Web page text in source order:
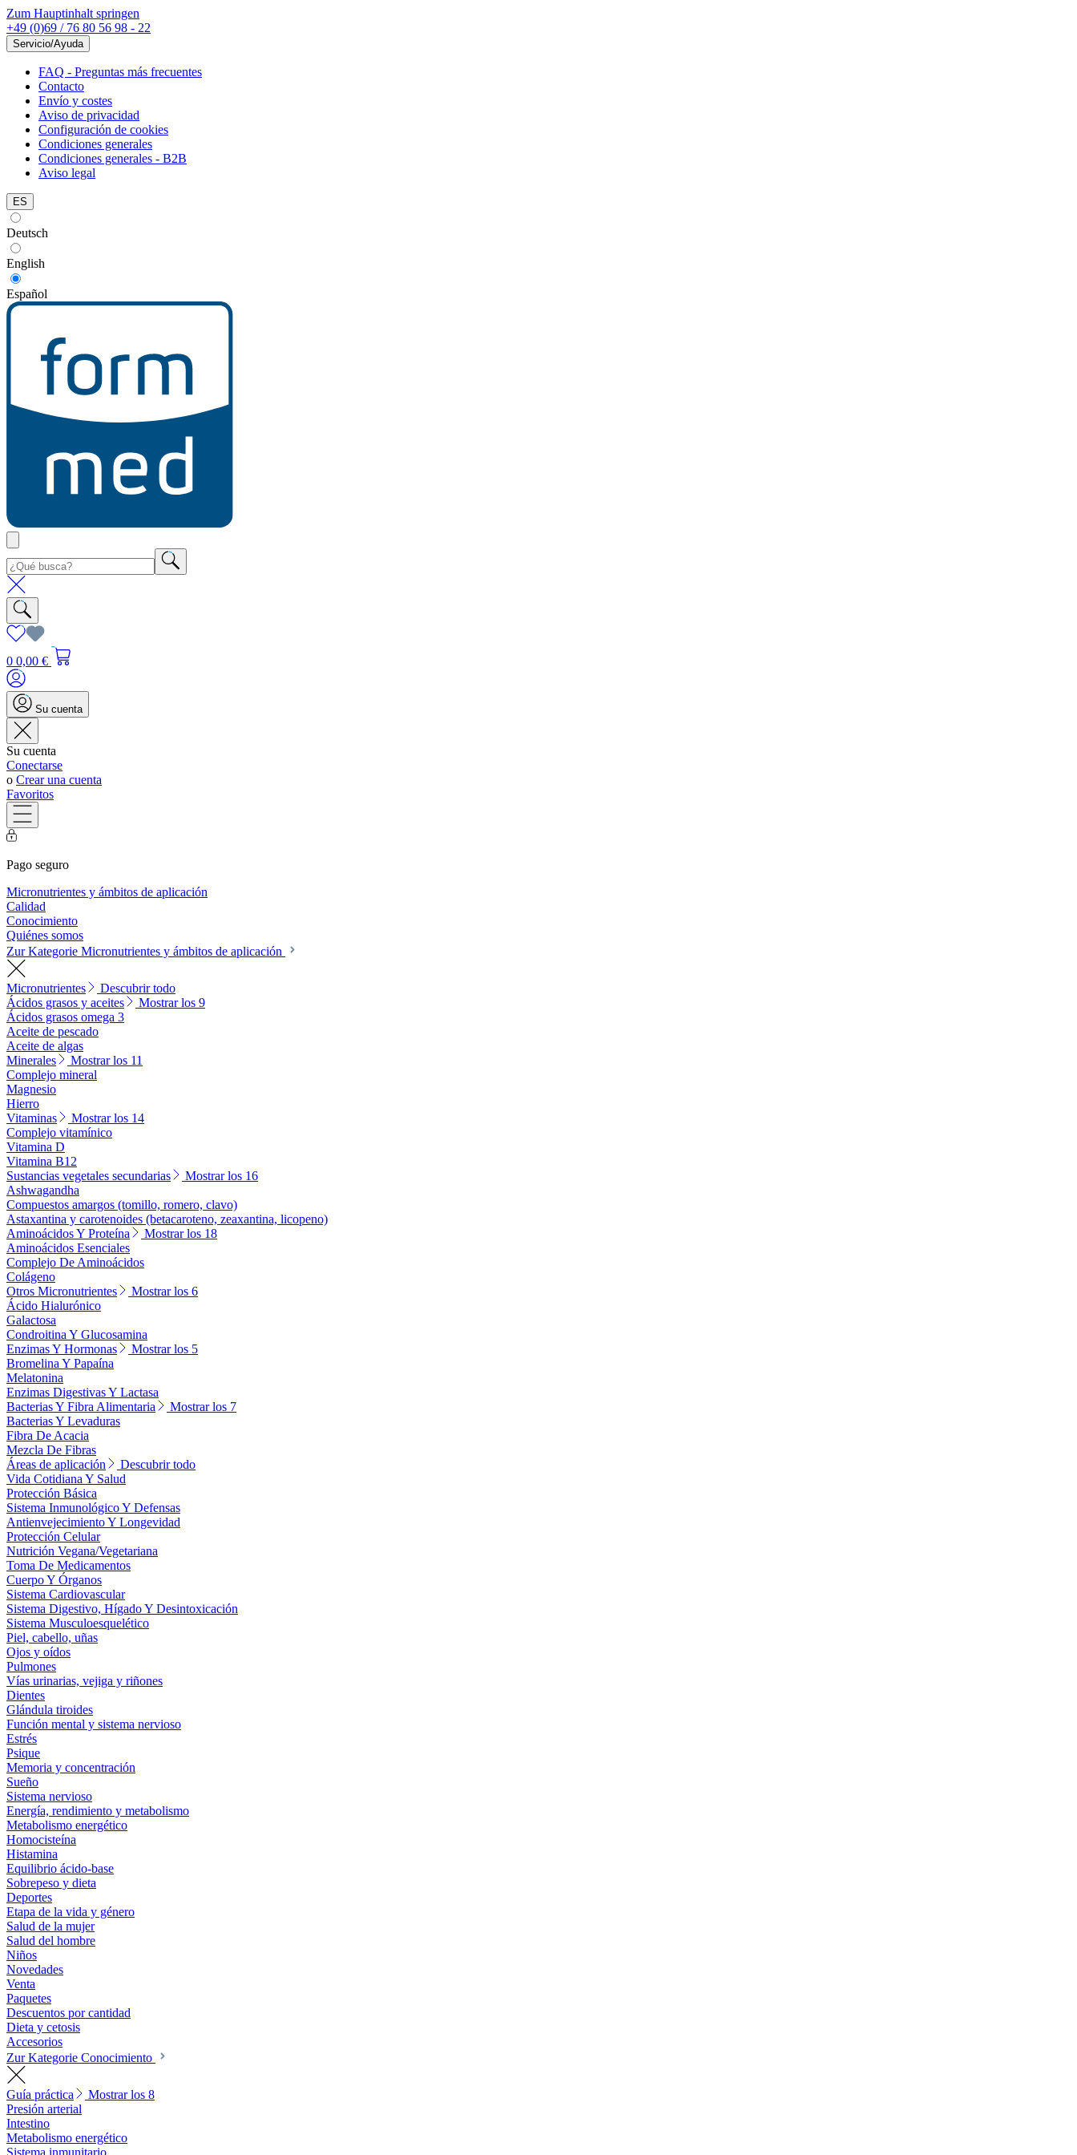
Zum Hauptinhalt springen
+49 (0)69 / 76 80 56 98 - 22
Servicio/Ayuda
FAQ - Preguntas más frecuentes
Contacto
Envío y costes
Aviso de privacidad
Configuración de cookies
Condiciones generales
Condiciones generales - B2B
Aviso legal
ES
Deutsch
English
Español
0 0,00 €
Su cuenta
Su cuenta
Conectarse
o Crear una cuenta
Favoritos
Pago seguro
Micronutrientes y ámbitos de aplicación
Calidad
Conocimiento
Quiénes somos
Zur Kategorie Micronutrientes y ámbitos de aplicación
Micronutrientes
Descubrir todo
Ácidos grasos y aceites
Mostrar los 9
Ácidos grasos omega 3
Aceite de pescado
Aceite de algas
Minerales
Mostrar los 11
Complejo mineral
Magnesio
Hierro
Vitaminas
Mostrar los 14
Complejo vitamínico
Vitamina D
Vitamina B12
Sustancias vegetales secundarias
Mostrar los 16
Ashwagandha
Compuestos amargos (tomillo, romero, clavo)
Astaxantina y carotenoides (betacaroteno, zeaxantina, licopeno)
Aminoácidos Y Proteína
Mostrar los 18
Aminoácidos Esenciales
Complejo De Aminoácidos
Colágeno
Otros Micronutrientes
Mostrar los 6
Ácido Hialurónico
Galactosa
Condroitina Y Glucosamina
Enzimas Y Hormonas
Mostrar los 5
Bromelina Y Papaína
Melatonina
Enzimas Digestivas Y Lactasa
Bacterias Y Fibra Alimentaria
Mostrar los 7
Bacterias Y Levaduras
Fibra De Acacia
Mezcla De Fibras
Áreas de aplicación
Descubrir todo
Vida Cotidiana Y Salud
Protección Básica
Sistema Inmunológico Y Defensas
Antienvejecimiento Y Longevidad
Protección Celular
Nutrición Vegana/Vegetariana
Toma De Medicamentos
Cuerpo Y Órganos
Sistema Cardiovascular
Sistema Digestivo, Hígado Y Desintoxicación
Sistema Musculoesquelético
Piel, cabello, uñas
Ojos y oídos
Pulmones
Vías urinarias, vejiga y riñones
Dientes
Glándula tiroides
Función mental y sistema nervioso
Estrés
Psique
Memoria y concentración
Sueño
Sistema nervioso
Energía, rendimiento y metabolismo
Metabolismo energético
Homocisteína
Histamina
Equilibrio ácido-base
Sobrepeso y dieta
Deportes
Etapa de la vida y género
Salud de la mujer
Salud del hombre
Niños
Novedades
Venta
Paquetes
Descuentos por cantidad
Dieta y cetosis
Accesorios
Zur Kategorie Conocimiento
Guía práctica
Mostrar los 8
Presión arterial
Intestino
Metabolismo energético